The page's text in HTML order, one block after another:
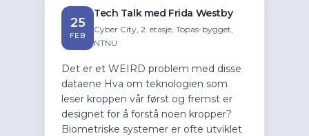
25
FEB
Tech Talk med Frida Westby
Cyber City, 2. etasje, Topas-bygget,
NTNU
Det er et WEIRD problem med disse
dataene Hva om teknologien som
leser kroppen vår først og fremst er
designet for å forstå noen kropper?
Biometriske systemer er ofte utviklet